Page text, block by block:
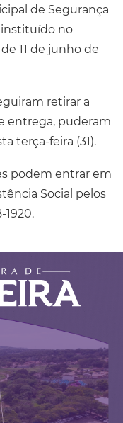
de Segurança
instituído no
11 de junho de
retirar a
entrega, puderam
terça-feira (31).
podem entrar em
Social pelos
1920.